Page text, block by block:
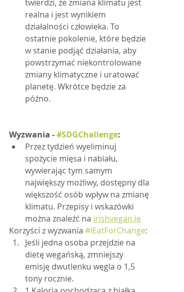
twierdzi, że zmiana klimatu jest
realna i jest wynikiem
działalności człowieka. To
ostatnie pokolenie, które będzie
w stanie podjąć działania, aby
powstrzymać niekontrolowane
zmiany klimatyczne i uratować
planetę. Wkrótce będzie za
późno.
Wyzwania - #SDGChallenge:
Przez tydzień wyeliminuj
spożycie mięsa i nabiału,
wywierając tym samym
największy możliwy, dostępny dla
większość osób wpływ na zmianę
klimatu. Przepisy i wskazówki
można znaleźć na irishvegan.ie
Korzyści z wyzwania #IEatForChange:
Jeśli jedna osoba przejdzie na
dietę wegańską, zmniejszy
emisję dwutlenku węgla o 1,5
tony rocznie.